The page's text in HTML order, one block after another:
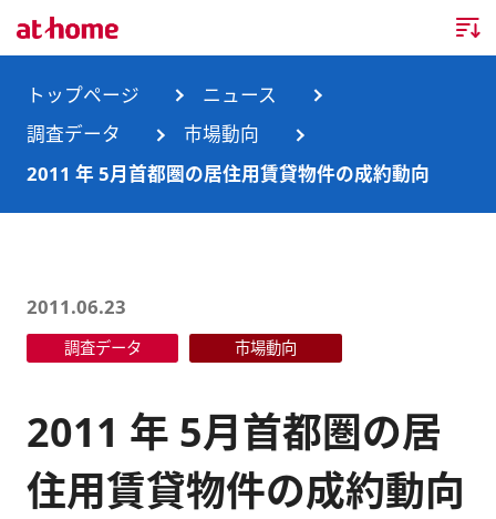
トップページ
企業情報
事業所・グループ会社
沿革
サステナビリティ
調査データ
ランキング
消費者向け不動産情報サービス
不動産業務支援サービス
キャリア採用情報
障がい者採用情報
トップページ
ニュース
調査データ
市場動向
2011 年 5月首都圏の居住用賃貸物件の成約動向
2011.06.23
調査データ 市場動向
2011 年 5月首都圏の居
住用賃貸物件の成約動向